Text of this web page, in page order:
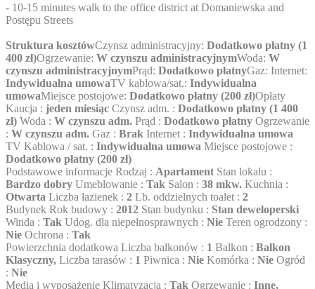
- 10-15 minutes walk to the office district at Domaniewska and
Postępu Streets
Struktura kosztówCzynsz administracyjny: Dodatkowo płatny (1
400 zł)Ogrzewanie: W czynszu administracyjnymWoda: W
czynszu administracyjnymPrąd: Dodatkowo płatnyGaz: Internet:
Indywidualna umowaTV kablowa/sat.: Indywidualna
umowaMiejsce postojowe: Dodatkowo płatny (200 zł)Opłaty
Kaucja : jeden miesiąc Czynsz adm. : Dodatkowo płatny (1 400
zł) Woda : W czynszu adm. Prąd : Dodatkowo płatny Ogrzewanie
: W czynszu adm. Gaz : Brak Internet : Indywidualna umowa
TV Kablowa / sat. : Indywidualna umowa Miejsce postojowe :
Dodatkowo płatny (200 zł)
Podstawowe informacje Rodzaj : Apartament Stan lokalu :
Bardzo dobry Umeblowanie : Tak Salon : 38 mkw. Kuchnia :
Otwarta Liczba łazienek : 2 Lb. oddzielnych toalet : 2
Budynek Rok budowy : 2012 Stan budynku : Stan deweloperski
Winda : Tak Udog. dla niepełnosprawnych : Nie Teren ogrodzony :
Nie Ochrona : Tak
Powierzchnia dodatkowa Liczba balkonów : 1 Balkon : Balkon
Klasyczny, Liczba tarasów : 1 Piwnica : Nie Komórka : Nie Ogród
: Nie
Media i wyposażenie Klimatyzacja : Tak Ogrzewanie : Inne,